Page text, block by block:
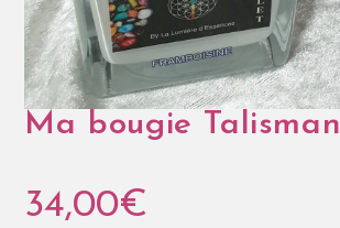
Ma bougie Talisman
34,00€